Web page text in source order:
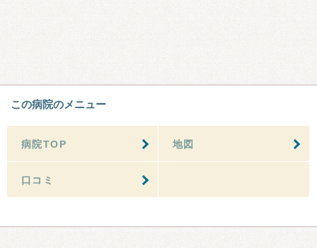
この病院のメニュー
病院TOP 地図
口コミ